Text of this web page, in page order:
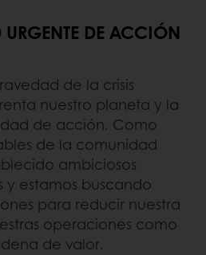
DE ACCIÓN
de la crisis
nuestro planeta y la
de acción. Como
de la comunidad
ambiciosos
y estamos buscando
para reducir nuestra
operaciones como
de valor.